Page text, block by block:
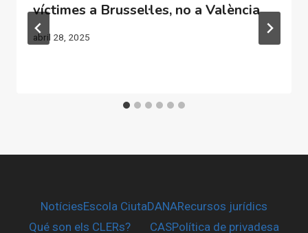
víctimes a Brussel·les, no a València
abril 28, 2025
NotíciesEscola CiutaDANARecursos jurídics
Qué son els CLERs?
CASPolítica de privadesa